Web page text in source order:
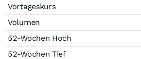
Vortageskurs
Volumen
52-Wochen Hoch
52-Wochen Tief